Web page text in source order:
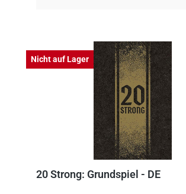
Nicht auf Lager
20 Strong: Grundspiel - DE